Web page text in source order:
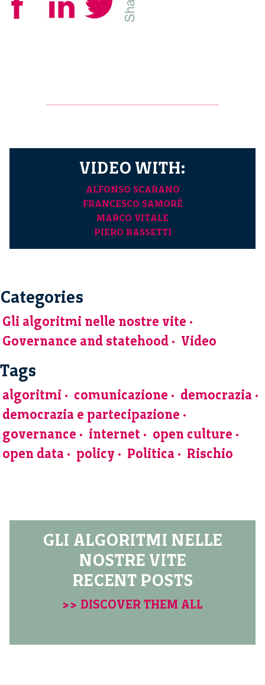
VIDEO WITH:
ALFONSO SCARANO
FRANCESCO SAMORÈ
MARCO VITALE
PIERO BASSETTI
Categories
Gli algoritmi nelle nostre vite
Governance and statehood
Video
Tags
algoritmi comunicazione
democrazia
democrazia e partecipazione
governance
internet
open culture
open data
policy Politica Rischio
GLI ALGORITMI NELLE
NOSTRE VITE
RECENT POSTS
>> DISCOVER THEM ALL